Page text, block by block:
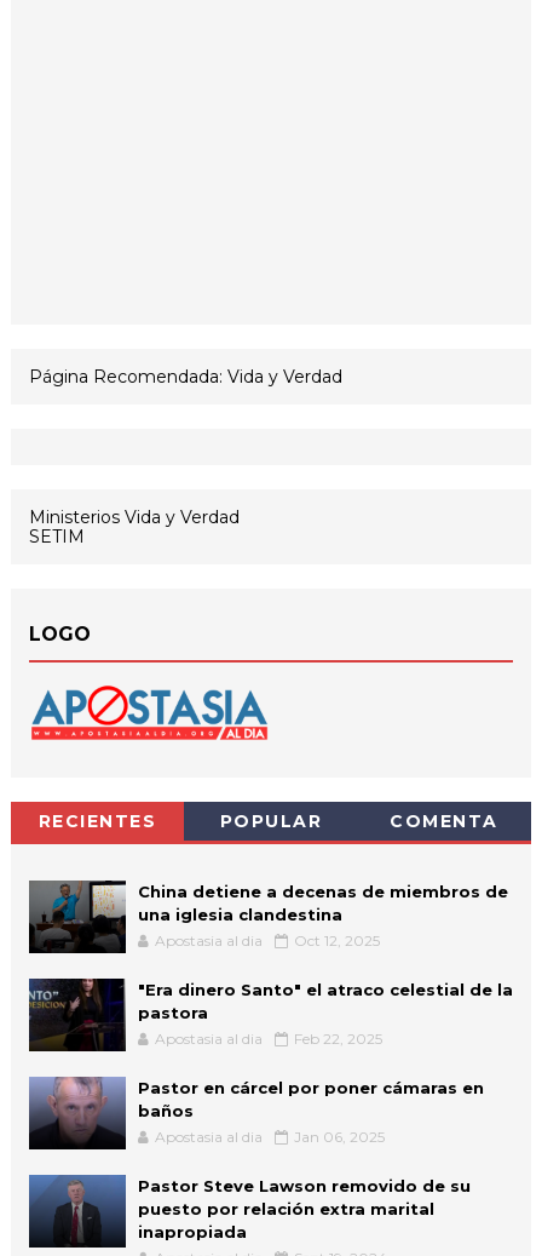
Página Recomendada: Vida y Verdad
Ministerios Vida y Verdad
SETIM
LOGO
RECIENTES POPULAR COMENTA
China detiene a decenas de miembros de
una iglesia clandestina
Apostasia al dia Oct 12, 2025
"Era dinero Santo" el atraco celestial de la
pastora
Apostasia al dia Feb 22, 2025
Pastor en cárcel por poner cámaras en
baños
Apostasia al dia Jan 06, 2025
Pastor Steve Lawson removido de su
puesto por relación extra marital
inapropiada